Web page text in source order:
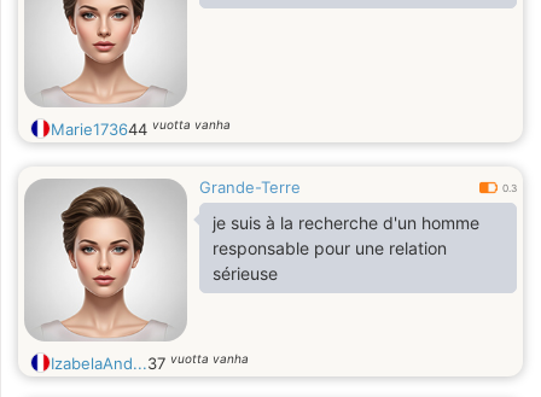
Marie173644 vuotta vanha
Grande-Terre 0.3
je suis à la recherche d'un homme
responsable pour une relation
sérieuse
IzabelaAnd...37 vuotta vanha